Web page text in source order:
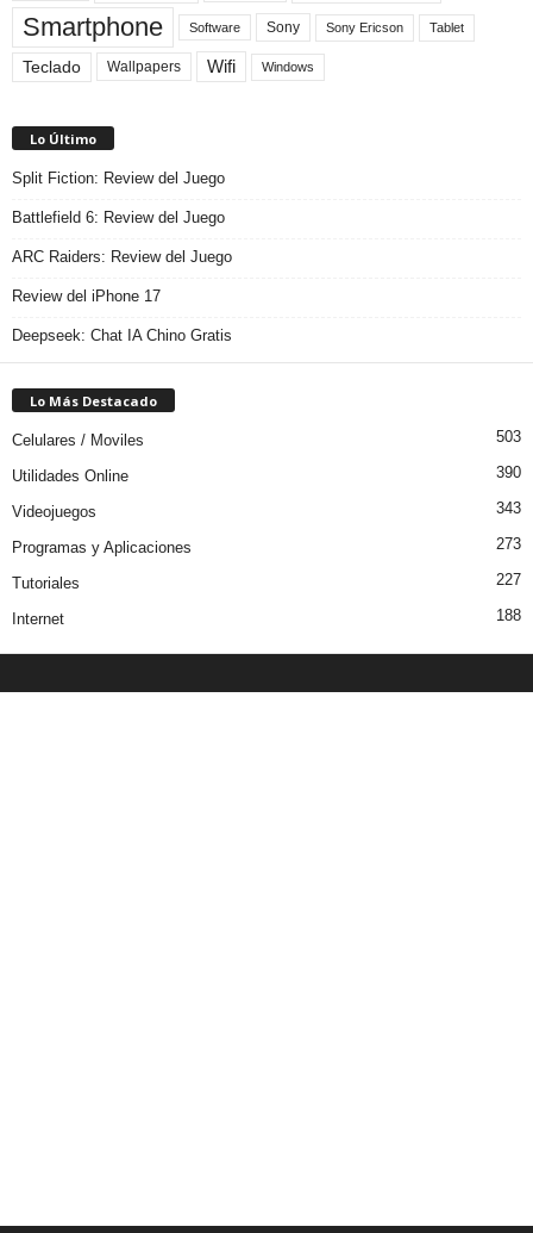
Smartphone Software Sony Sony Ericson Tablet
Teclado Wallpapers Wifi Windows
Lo Último
Split Fiction: Review del Juego
Battlefield 6: Review del Juego
ARC Raiders: Review del Juego
Review del iPhone 17
Deepseek: Chat IA Chino Gratis
Lo Más Destacado
Celulares / Moviles 503
Utilidades Online 390
Videojuegos 343
Programas y Aplicaciones 273
Tutoriales 227
Internet 188